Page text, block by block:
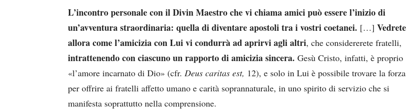
L’incontro personale con il Divin Maestro che vi chiama amici può essere l’inizio di
un’avventura straordinaria: quella di diventare apostoli tra i vostri coetanei. […] Vedrete
allora come l’amicizia con Lui vi condurrà ad aprirvi agli altri, che considererete fratelli,
intrattenendo con ciascuno un rapporto di amicizia sincera. Gesù Cristo, infatti, è proprio
«l’amore incarnato di Dio» (cfr. Deus caritas est, 12), e solo in Lui è possibile trovare la forza
per offrire ai fratelli affetto umano e carità soprannaturale, in uno spirito di servizio che si
manifesta soprattutto nella comprensione.